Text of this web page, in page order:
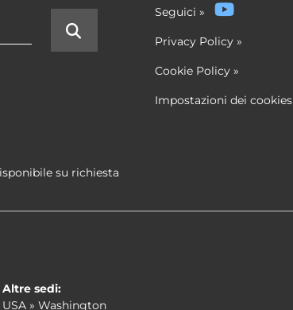
su richiesta
Seguici »
Privacy Policy »
Cookie Policy »
Impostazioni dei cookies
Altre sedi:
USA » Washington